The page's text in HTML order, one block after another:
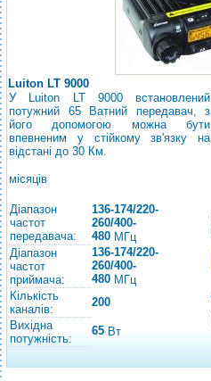
Luiton LT 9000
У Luiton LT 9000 встановлений
потужний 65 Ватний передавач, з
його допомогою можна бути
впевненим у стійкому зв'язку на
відстані до 30 Км.
місяців
Діапазон
частот
передавача:
136-174/220-
260/400-
480 МГц
Діапазон
частот
приймача:
136-174/220-
260/400-
480 МГц
Кількість
каналів:
200
Вихідна
потужність:
65 Вт